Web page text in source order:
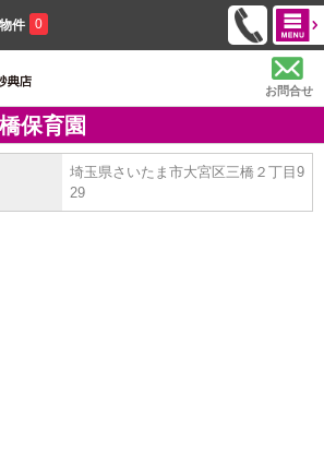
件 0
お問合せ
保育園
埼玉県さいたま市大宮区三橋２丁目9
29